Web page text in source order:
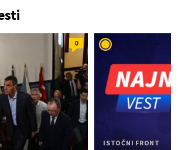
0
ISTOČNI FRONT